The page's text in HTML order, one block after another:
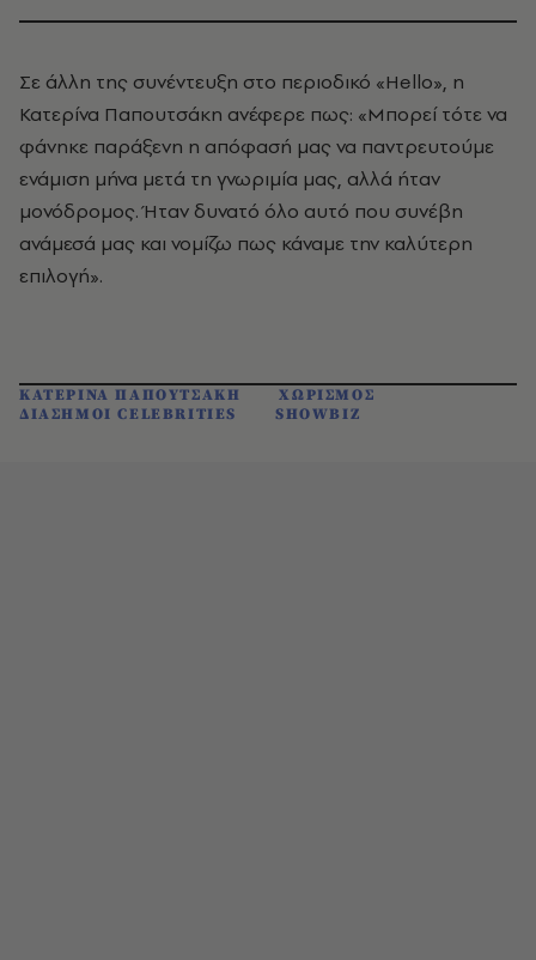
Σε άλλη της συνέντευξη στο περιοδικό «Hello», η
Κατερίνα Παπουτσάκη ανέφερε πως: «Μπορεί τότε να
φάνηκε παράξενη η απόφασή μας να παντρευτούμε
ενάμιση μήνα μετά τη γνωριμία μας, αλλά ήταν
μονόδρομος. Ήταν δυνατό όλο αυτό που συνέβη
ανάμεσά μας και νομίζω πως κάναμε την καλύτερη
επιλογή».
ΚΑΤΕΡΙΝΑ ΠΑΠΟΥΤΣΑΚΗ
ΧΩΡΙΣΜΟΣ
ΔΙΑΣΗΜΟΙ CELEBRITIES
SHOWBIZ